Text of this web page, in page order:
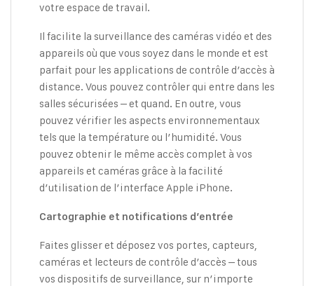
votre espace de travail.
Il facilite la surveillance des caméras vidéo et des
appareils où que vous soyez dans le monde et est
parfait pour les applications de contrôle d’accès à
distance. Vous pouvez contrôler qui entre dans les
salles sécurisées – et quand. En outre, vous
pouvez vérifier les aspects environnementaux
tels que la température ou l’humidité. Vous
pouvez obtenir le même accès complet à vos
appareils et caméras grâce à la facilité
d’utilisation de l’interface Apple iPhone.
Cartographie et notifications d’entrée
Faites glisser et déposez vos portes, capteurs,
caméras et lecteurs de contrôle d’accès – tous
vos dispositifs de surveillance, sur n’importe